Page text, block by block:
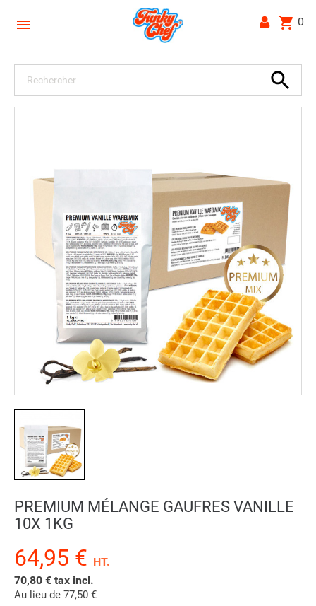
 shopping_cart 0

PREMIUM MÉLANGE GAUFRES VANILLE
10X 1KG
64,95 € HT.
70,80 € tax incl.
Au lieu de 77,50 €